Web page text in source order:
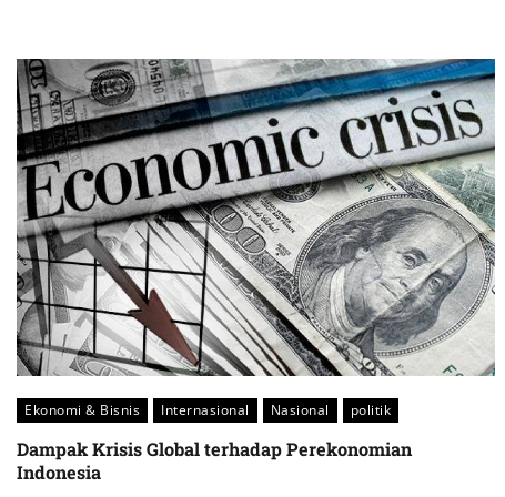
Ekonomi & Bisnis Internasional Nasional politik
Dampak Krisis Global terhadap Perekonomian
Indonesia